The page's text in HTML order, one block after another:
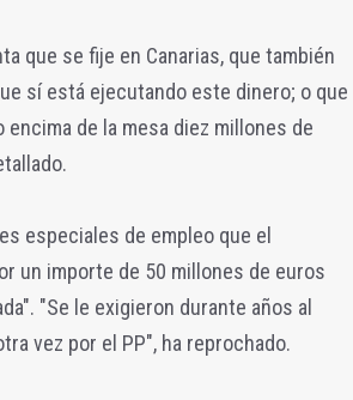
que se fije en Canarias, que también
sí está ejecutando este dinero; o que
de la mesa diez millones de
especiales de empleo que el
un importe de 50 millones de euros
"Se le exigieron durante años al
vez por el PP", ha reprochado.